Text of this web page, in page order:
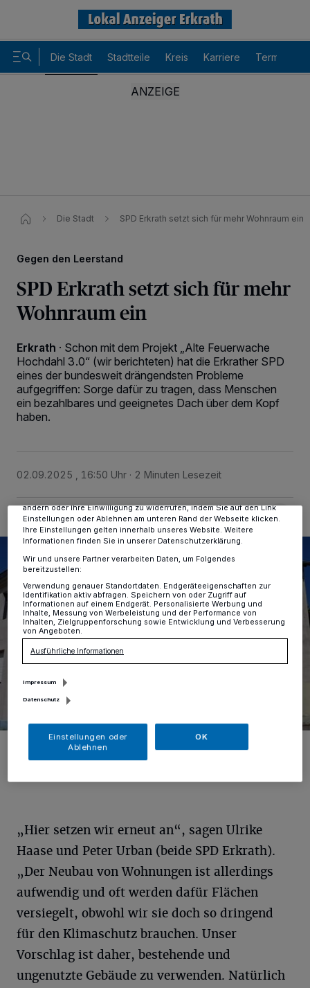
Die Stadt Stadtteile Kreis Karriere Termine
Die Stadt SPD Erkrath setzt sich für mehr Wohnraum ein
Gegen den Leerstand
SPD Erkrath setzt sich für mehr
Wohnraum ein
Erkrath · Schon mit dem Projekt „Alte Feuerwache
Hochdahl 3.0“ (wir berichteten) hat die Erkrather SPD
eines der bundesweit drängendsten Probleme
aufgegriffen: Sorge dafür zu tragen, dass Menschen
ein bezahlbares und geeignetes Dach über dem Kopf
haben.
02.09.2025 , 16:50 Uhr 2 Minuten Lesezeit
Foto: privat
„Hier setzen wir erneut an“, sagen Ulrike
Haase und Peter Urban (beide SPD Erkrath).
„Der Neubau von Wohnungen ist allerdings
aufwendig und oft werden dafür Flächen
versiegelt, obwohl wir sie doch so dringend
für den Klimaschutz brauchen. Unser
Vorschlag ist daher, bestehende und
ungenutzte Gebäude zu verwenden. Natürlich
Wir und unsere
Zwecke. Wenn Tracker deaktiviert sind, sind manche Inhalte und
ändern oder Ihre Einwilligung zu widerrufen, indem Sie auf den Link
Einstellungen oder Ablehnen am unteren Rand der Webseite klicken.
Ihre Einstellungen gelten innerhalb unseres Website. Weitere
Informationen finden Sie in unserer Datenschutzerklärung.
Wir und unsere Partner verarbeiten Daten, um Folgendes
bereitzustellen:
Verwendung genauer Standortdaten. Endgeräteeigenschaften zur
Identifikation aktiv abfragen. Speichern von oder Zugriff auf
Informationen auf einem Endgerät. Personalisierte Werbung und
Inhalte, Messung von Werbeleistung und der Performance von
Inhalten, Zielgruppenforschung sowie Entwicklung und Verbesserung
von Angeboten.
Ausführliche Informationen
Impressum
Datenschutz
Einstellungen oder
Ablehnen
OK